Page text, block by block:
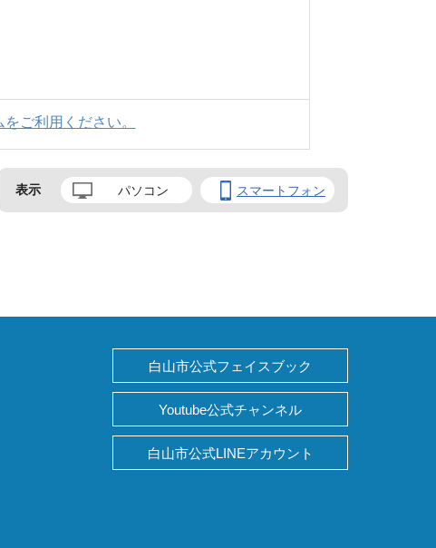
ご利用ください。
表示 パソコン スマートフォン
白山市公式フェイスブック
Youtube公式チャンネル
白山市公式LINEアカウント